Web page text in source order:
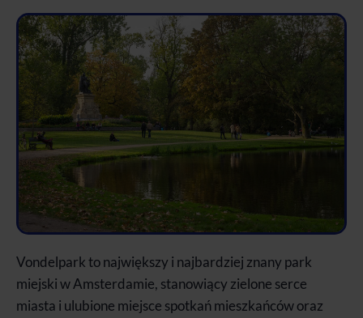
Vondelpark to największy i najbardziej znany park
miejski w Amsterdamie, stanowiący zielone serce
miasta i ulubione miejsce spotkań mieszkańców oraz